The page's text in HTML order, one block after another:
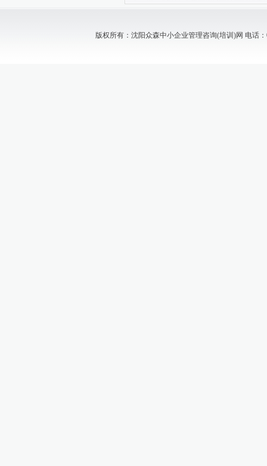
版权所有：沈阳众森中小企业管理咨询(培训)网 电话：